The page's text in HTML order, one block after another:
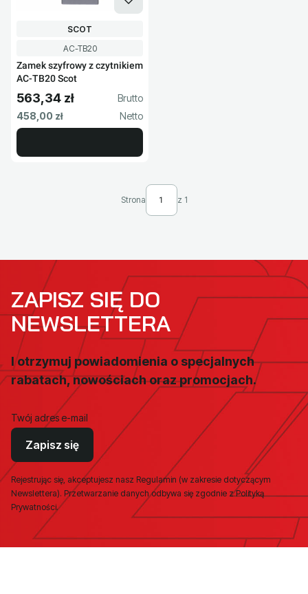
Kod produktu
AC-TB20
Zamek szyfrowy z czytnikiem
AC-TB20 Scot
PRODUCENT
SCOT
Cena brutto
563,34 zł
Cena netto
458,00 zł
Strona z 1
ZAPISZ SIĘ DO
NEWSLETTERA
I otrzymuj powiadomienia o specjalnych
rabatach, nowościach oraz promocjach.
Twój adres e-mail
Zapisz się
Rejestrując się, akceptujesz nasz Regulamin (w zakresie dotyczącym
Newslettera). Przetwarzanie danych odbywa się zgodnie z Polityką
Prywatności.